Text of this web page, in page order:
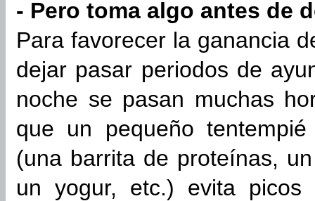
- Pero toma algo antes de
Para favorecer la ganancia
dejar pasar periodos de
noche se pasan muchas
que un pequeño
(una barrita de proteínas,
un yogur, etc.) evita